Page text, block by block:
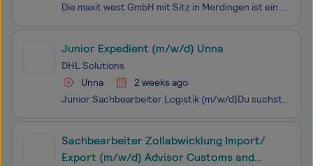
Die maxit west GmbH mit Sitz in Merdingen ist ein Unternehmen der maxit Gruppe und spezialisiert auf die Herstellung und den Vertrieb hochwertiger Baustoffe. Unser Kerngeschäft liegt in der Baustoffindustrie – für sie entwickeln und produzieren wir innovative Produkte. In vier Niederlassungen mit ze
Junior Expedient (m/w/d) Unna
DHL Solutions
Unna
2 weeks ago
Junior Sachbearbeiter Logistik (m/w/d)Du suchst einen sicheren Job in der Logistik, bei dem du Verantwortung übernimmst und Teil eines starken Teams bist? Dann komm zu DHL Supply Chain nach Unna.In dieser Rolle sorgst du dafür, dass Waren, Informationen und Dokumente zur richtigen Zeit am
Sachbearbeiter Zollabwicklung Import/
Export (m/w/d) Advisor Customs and